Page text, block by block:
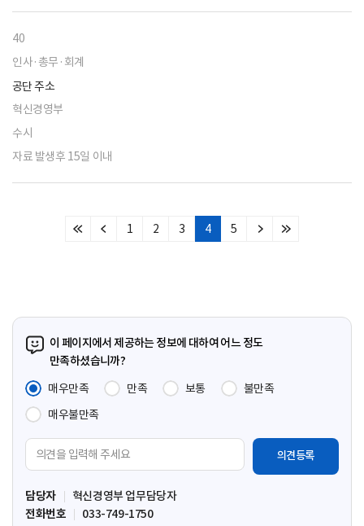
40
인사·총무·회계
공단 주소
혁신경영부
수시
자료 발생후 15일 이내
처
이
1 2 3 4 5
다
마
이 페이지에서 제공하는 정보에 대하여 어느 정도
만족하셨습니까?
매우만족
만족 보통
불만족
매우불만족
견
입
력
담당자
혁신경영부 업무담당자
전화번호
033-749-1750